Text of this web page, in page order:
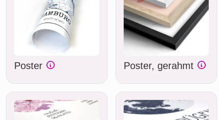
Poster Poster, gerahmt